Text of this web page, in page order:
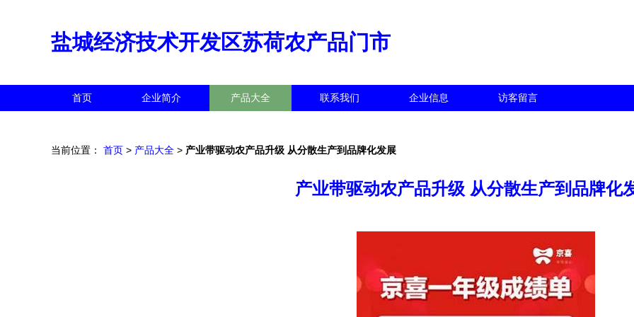
盐城经济技术开发区苏荷农产品门市
首页 企业简介 产品大全 联系我们 企业信息 访客留言
当前位置： 首页 > 产品大全 > 产业带驱动农产品升级 从分散生产到品牌化发展
产业带驱动农产品升级 从分散生产到品牌化